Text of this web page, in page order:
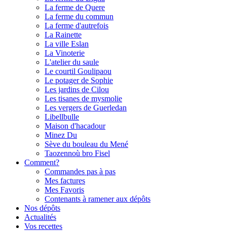
La ferme de Quere
La ferme du commun
La ferme d'autrefois
La Rainette
La ville Eslan
La Vinoterie
L'atelier du saule
Le courtil Goulipaou
Le potager de Sophie
Les jardins de Cilou
Les tisanes de mysmolie
Les vergers de Guerledan
Libellbulle
Maison d'hacadour
Minez Du
Sève du bouleau du Mené
Taozennoù bro Fisel
Comment?
Commandes pas à pas
Mes factures
Mes Favoris
Contenants à ramener aux dépôts
Nos dépôts
Actualités
Vos recettes